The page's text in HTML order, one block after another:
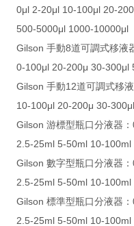
0μl 2-20μl 10-100μl 20-
500-5000μl 1000-10000μl
Gilson 手動8道可調式移液
0-100μl 20-200μ 30-300μl
Gilson 手動12道可調式移
10-100μl 20-200μ 30-
Gilson 游標型瓶口分液器
2.5-25ml 5-50ml 10-100ml
Gilson 數字型瓶口分液器
2.5-25ml 5-50ml 10-100ml
Gilson 標準型瓶口分液器
2.5-25ml 5-50ml 10-100ml